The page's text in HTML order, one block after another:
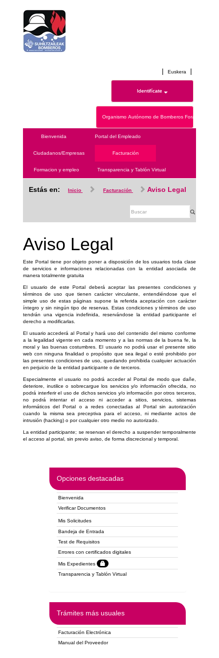
| Euskera |
Identifícate
Organismo Autónomo de Bomberos Forales de
Bienvenida Portal del Empleado
Ciudadanos/Empresas Facturación
Formacion y empleo Transparencia y Tablón Virtual
Estás en: Inicio Facturación Aviso Legal
Aviso Legal
Este Portal tiene por objeto poner a disposición de los usuarios toda clase
de servicios e informaciones relacionadas con la entidad asociada de
manera totalmente gratuita
El usuario de este Portal deberá aceptar las presentes condiciones y
términos de uso que tienen carácter vinculante, entendiéndose que el
simple uso de estas páginas supone la referida aceptación con carácter
íntegro y sin ningún tipo de reservas. Estas condiciones y términos de uso
tendrán una vigencia indefinida, reservándose la entidad participante el
derecho a modificarlas.
El usuario accederá al Portal y hará uso del contenido del mismo conforme
a la legalidad vigente en cada momento y a las normas de la buena fe, la
moral y las buenas costumbres. El usuario no podrá usar el presente sitio
web con ninguna finalidad o propósito que sea ilegal o esté prohibido por
las presentes condiciones de uso, quedando prohibida cualquier actuación
en perjuicio de la entidad participante o de terceros.
Especialmente el usuario no podrá acceder al Portal de modo que dañe,
deteriore, inutilice o sobrecargue los servicios y/o información ofrecida, no
podrá interferir el uso de dichos servicios y/o información por otros terceros,
no podrá intentar el acceso ni acceder a sitios, servicios, sistemas
informáticos del Portal o a redes conectadas al Portal sin autorización
cuando la misma sea preceptiva para el acceso, ni mediante actos de
intrusión (hacking) o por cualquier otro medio no autorizado.
La entidad participante; se reservan el derecho a suspender temporalmente
el acceso al portal, sin previo aviso, de forma discrecional y temporal.
Opciones destacadas
Bienvenida
Verificar Documentos
Mis Solicitudes
Bandeja de Entrada
Test de Requisitos
Errores con certificados digitales
Mis Expedientes
Transparencia y Tablón Virtual
Trámites más usuales
Facturación Electrónica
Manual del Proveedor